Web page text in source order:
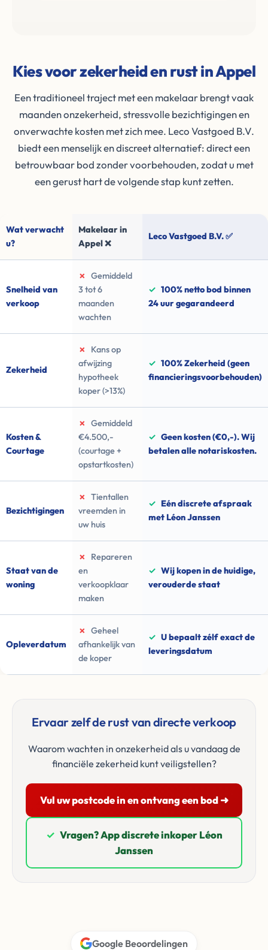
Kies voor zekerheid en rust in Appel
Een traditioneel traject met een makelaar brengt vaak
maanden onzekerheid, stressvolle bezichtigingen en
onverwachte kosten met zich mee. Leco Vastgoed B.V.
biedt een menselijk en discreet alternatief: direct een
betrouwbaar bod zonder voorbehouden, zodat u met
een gerust hart de volgende stap kunt zetten.
Wat verwacht
u?
Makelaar in
Appel ❌
Leco Vastgoed B.V. ✅
Snelheid van
verkoop
✗
Gemiddeld
3 tot 6
maanden
wachten
✓ 100% netto bod binnen
24 uur gegarandeerd
Zekerheid
✗
Kans op
afwijzing
hypotheek
koper (>13%)
✓ 100% Zekerheid (geen
financieringsvoorbehouden)
Kosten &
Courtage
✗
Gemiddeld
€4.500,-
(courtage +
opstartkosten)
✓ Geen kosten (€0,-). Wij
betalen alle notariskosten.
Bezichtigingen
✗
Tientallen
vreemden in
uw huis
✓ Eén discrete afspraak
met Léon Janssen
Staat van de
woning
✗
Repareren
en
verkoopklaar
maken
✓ Wij kopen in de huidige,
verouderde staat
Opleverdatum
✗
Geheel
afhankelijk van
de koper
✓ U bepaalt zélf exact de
leveringsdatum
Ervaar zelf de rust van directe verkoop
Waarom wachten in onzekerheid als u vandaag de
financiële zekerheid kunt veiligstellen?
Vul uw postcode in en ontvang een bod ➜
✓ Vragen? App discrete inkoper Léon
Janssen
Google Beoordelingen